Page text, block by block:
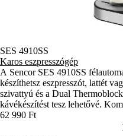
SES 4910SS
Karos eszpresszógép
A Sencor SES 4910SS
készíthetsz eszpresszót, lattét
szivattyú és a Dual
kávékészítést tesz lehetővé.
kisebb konyhákban is
62 990 Ft